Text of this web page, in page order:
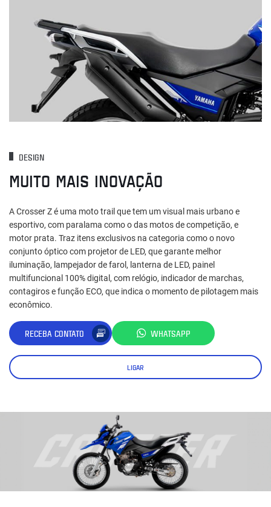
DESIGN
MUITO MAIS INOVAÇÃO
A Crosser Z é uma moto trail que tem um visual mais urbano e
esportivo, com paralama como o das motos de competição, e
motor prata. Traz itens exclusivos na categoria como o novo
conjunto óptico com projetor de LED, que garante melhor
iluminação, lampejador de farol, lanterna de LED, painel
multifuncional 100% digital, com relógio, indicador de marchas,
contagiros e função ECO, que indica o momento de pilotagem mais
econômico.
RECEBA CONTATO WHATSAPP
LIGAR